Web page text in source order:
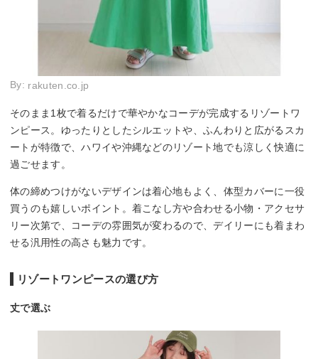
By: rakuten.co.jp
そのまま1枚で着るだけで華やかなコーデが完成するリゾートワ
ンピース。ゆったりとしたシルエットや、ふんわりと広がるスカ
ートが特徴で、ハワイや沖縄などのリゾート地でも涼しく快適に
過ごせます。
体の締めつけがないデザインは着心地もよく、体型カバーに一役
買うのも嬉しいポイント。着こなし方や合わせる小物・アクセサ
リー次第で、コーデの雰囲気が変わるので、デイリーにも着まわ
せる汎用性の高さも魅力です。
リゾートワンピースの選び方
丈で選ぶ